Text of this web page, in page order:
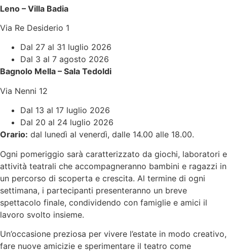
Leno – Villa Badia
Via Re Desiderio 1
Dal 27 al 31 luglio 2026
Dal 3 al 7 agosto 2026
Bagnolo Mella – Sala Tedoldi
Via Nenni 12
Dal 13 al 17 luglio 2026
Dal 20 al 24 luglio 2026
Orario: dal lunedì al venerdì, dalle 14.00 alle 18.00.
Ogni pomeriggio sarà caratterizzato da giochi, laboratori e
attività teatrali che accompagneranno bambini e ragazzi in
un percorso di scoperta e crescita. Al termine di ogni
settimana, i partecipanti presenteranno un breve
spettacolo finale, condividendo con famiglie e amici il
lavoro svolto insieme.
Un’occasione preziosa per vivere l’estate in modo creativo,
fare nuove amicizie e sperimentare il teatro come